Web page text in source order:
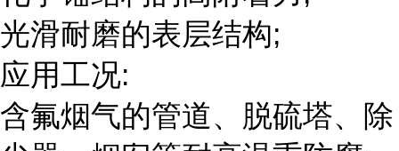
光滑耐磨的表层结构;
应用工况:
含氟烟气的管道、脱硫塔、除